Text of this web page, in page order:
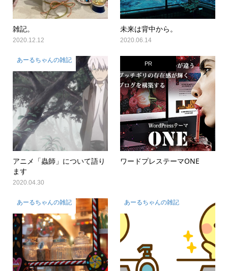
雑記。
2020.12.12
未来は背中から。
2020.06.14
あーるちゃんの雑記
アニメ「蟲師」について語り
ます
2020.04.30
PR
ワードプレステーマONE
あーるちゃんの雑記 あーるちゃんの雑記